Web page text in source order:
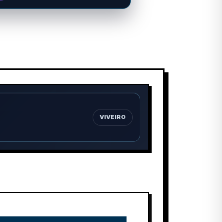
VIVEIRO